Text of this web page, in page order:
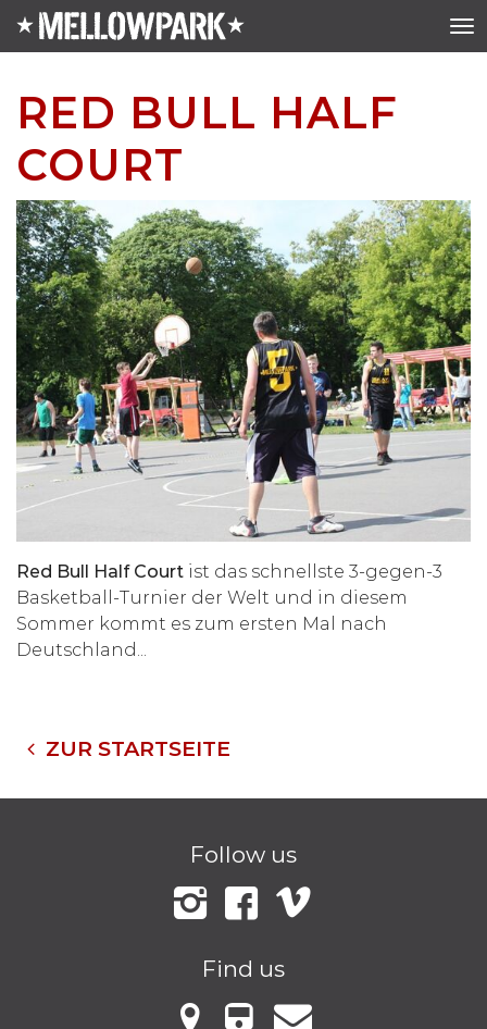
RED BULL HALF
COURT
Red Bull Half Court ist das schnellste 3-gegen-3
Basketball-Turnier der Welt und in diesem
Sommer kommt es zum ersten Mal nach
Deutschland.
ZUR STARTSEITE
Follow us
Find us
VBB Fahrinfo